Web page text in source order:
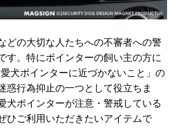
どの大切な人たちへの不審者への警
す。特にポインターの飼い主の方に
犬ポインターに近づかないこと」の
惑行為抑止の一つとして役立ちま
犬ポインターが注意・警戒している
ひご利用いただきたいアイテムで